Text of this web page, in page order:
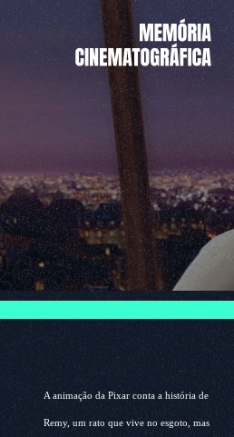
A animação da Pixar conta a história de
Remy, um rato que vive no esgoto, mas